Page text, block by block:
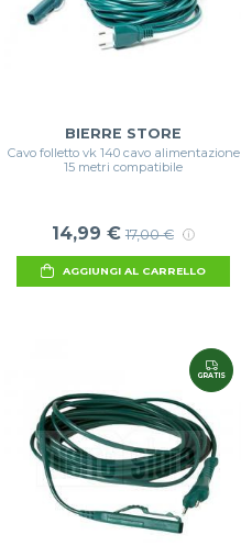
BIERRE STORE
Cavo folletto vk 140 cavo alimentazione
15 metri compatibile
14,99 € 17,00 €
AGGIUNGI AL CARRELLO
GRATIS